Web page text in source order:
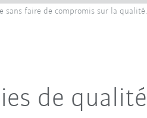
sans faire de compromis sur la qualité.
de qualité